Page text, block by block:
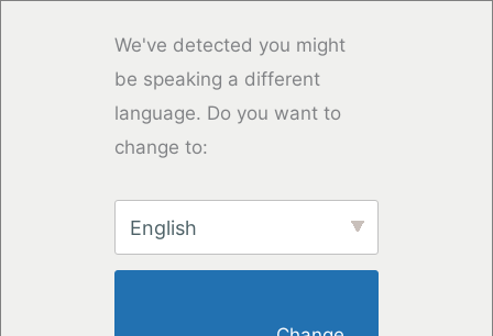
We've detected you might
be speaking a different
language. Do you want to
change to:
English